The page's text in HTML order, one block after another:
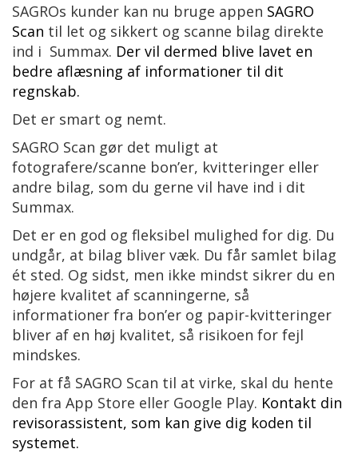
SAGROs kunder kan nu bruge appen SAGRO
Scan til let og sikkert og scanne bilag direkte
ind i Summax. Der vil dermed blive lavet en
bedre aflæsning af informationer til dit
regnskab.
Det er smart og nemt.
SAGRO Scan gør det muligt at
fotografere/scanne bon’er, kvitteringer eller
andre bilag, som du gerne vil have ind i dit
Summax.
Det er en god og fleksibel mulighed for dig. Du
undgår, at bilag bliver væk. Du får samlet bilag
ét sted. Og sidst, men ikke mindst sikrer du en
højere kvalitet af scanningerne, så
informationer fra bon’er og papir-kvitteringer
bliver af en høj kvalitet, så risikoen for fejl
mindskes.
For at få SAGRO Scan til at virke, skal du hente
den fra App Store eller Google Play. Kontakt din
revisorassistent, som kan give dig koden til
systemet.